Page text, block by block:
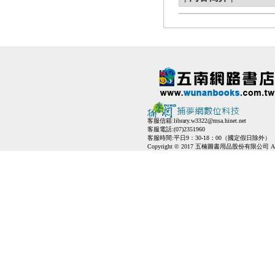
客服信箱:library.w3322@msa.hinet.net
客服電話:(07)2351960
客服時間:平日9：30-18：00（國定假日除外）
Copyright © 2017 五楠圖書用品股份有限公司